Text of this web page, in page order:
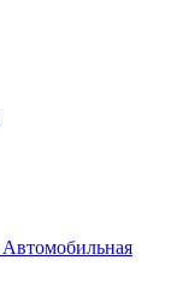
Автомобильная